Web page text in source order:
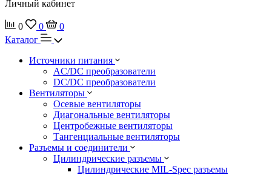
Личный кабинет
0 0
0
Каталог
Источники питания
AC/DC преобразователи
DC/DC преобразователи
Вентиляторы
Осевые вентиляторы
Диагональные вентиляторы
Центробежные вентиляторы
Тангенциальные вентиляторы
Разъемы и соединители
Цилиндрические разъемы
Цилиндрические MIL-Spec разъемы